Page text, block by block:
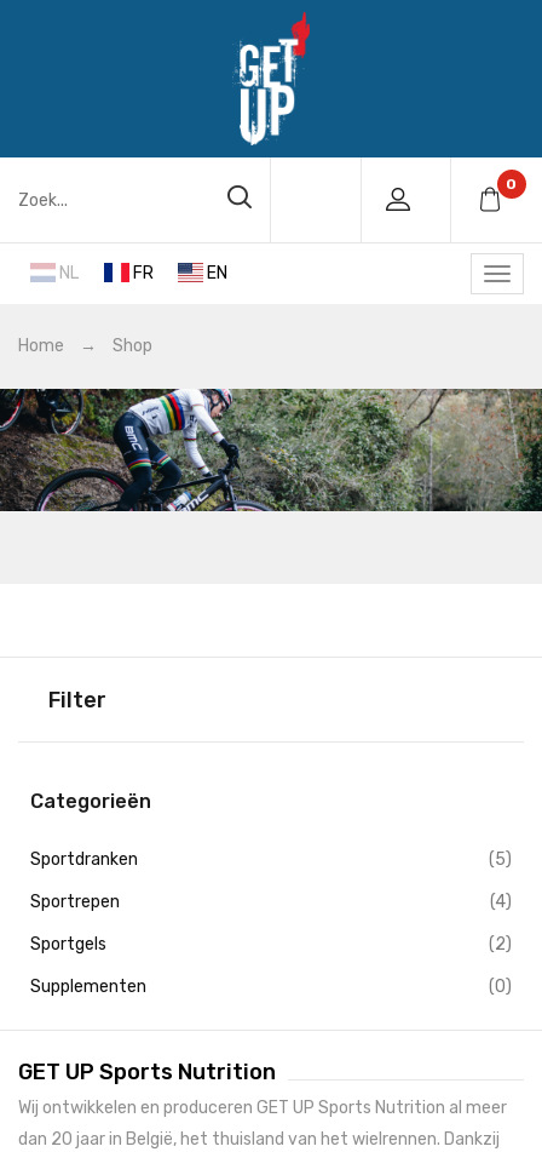
0
NL FR EN
Home → Shop
Filter
Categorieën
Sportdranken (5)
Sportrepen (4)
Sportgels (2)
Supplementen (0)
GET UP Sports Nutrition
Wij ontwikkelen en produceren GET UP Sports Nutrition al meer
dan 20 jaar in België, het thuisland van het wielrennen. Dankzij